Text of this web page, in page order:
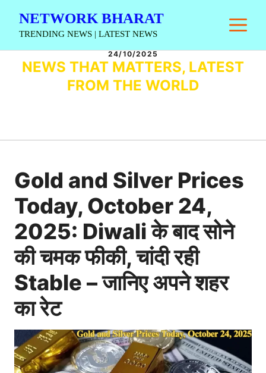
NETWORK BHARAT
TRENDING NEWS | LATEST NEWS
24/10/2025
NEWS THAT MATTERS, LATEST
FROM THE WORLD
Gold and Silver Prices
Today, October 24,
2025: Diwali के बाद सोने
की चमक फीकी, चांदी रही
Stable – जानिए अपने शहर
का रेट